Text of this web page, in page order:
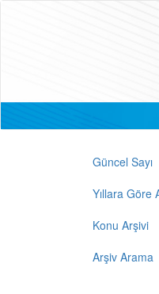
Güncel Sayı
Yıllara Göre
Konu Arşivi
Arşiv Arama